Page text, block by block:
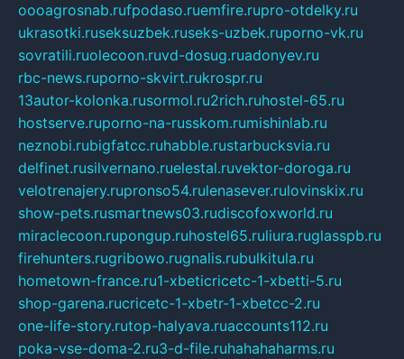
oooagrosnab.rufpodaso.ruemfire.rupro-otdelky.ru
ukrasotki.ruseksuzbek.ruseks-uzbek.ruporno-vk.ru
sovratili.ruolecoon.ruvd-dosug.ruadonyev.ru
rbc-news.ruporno-skvirt.rukrospr.ru
13autor-kolonka.rusormol.ru2rich.ruhostel-65.ru
hostserve.ruporno-na-russkom.rumishinlab.ru
neznobi.rubigfatcc.ruhabble.rustarbucksvia.ru
delfinet.rusilvernano.ruelestal.ruvektor-doroga.ru
velotrenajery.rupronso54.rulenasever.rulovinskix.ru
show-pets.rusmartnews03.rudiscofoxworld.ru
miraclecoon.rupongup.ruhostel65.ruliura.ruglasspb.ru
firehunters.rugribowo.rugnalis.rubulkitula.ru
hometown-france.ru1-xbeticricetc-1-xbetti-5.ru
shop-garena.rucricetc-1-xbetr-1-xbetcc-2.ru
one-life-story.rutop-halyava.ruaccounts112.ru
poka-vse-doma-2.ru3-d-file.ruhahahaharms.ru